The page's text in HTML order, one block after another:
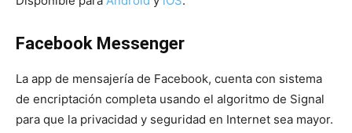
Facebook Messenger
La app de mensajería de Facebook, cuenta con sistema
de encriptación completa usando el algoritmo de Signal
para que la privacidad y seguridad en Internet sea mayor.